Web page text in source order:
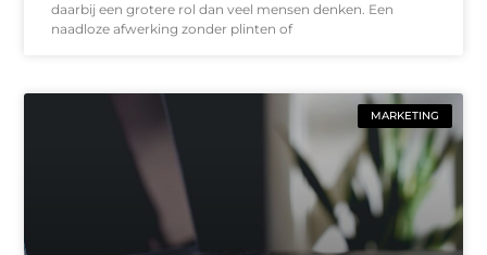
daarbij een grotere rol dan veel mensen denken. Een
naadloze afwerking zonder plinten of
MARKETING